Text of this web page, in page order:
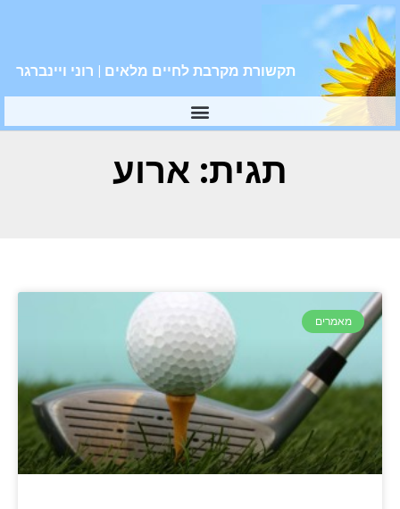
תקשורת מקרבת לחיים מלאים | רוני ויינברגר
תגית: ארוע
מאמרים